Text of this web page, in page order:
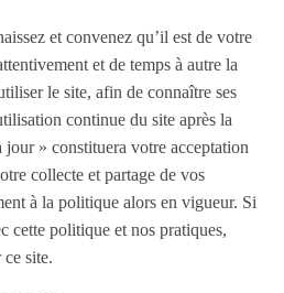
et convenez qu’il est de votre
et de temps à autre la
le site, afin de connaître ses
continue du site après la
jour » constituera votre acceptation
collecte et partage de vos
à la politique alors en vigueur. Si
cette politique et nos pratiques,
site.